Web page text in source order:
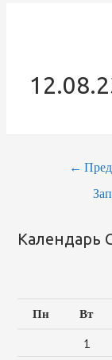
←
Календарь
Пн Вт
1